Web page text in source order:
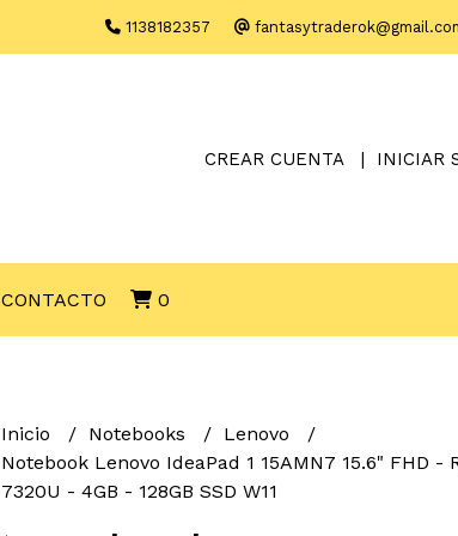
1138182357
CREAR CUENTA INICIAR
CONTACTO 0
Inicio Notebooks
Lenovo
Notebook Lenovo IdeaPad 1 15AMN7 15.6" FHD -
7320U - 4GB - 128GB SSD W11